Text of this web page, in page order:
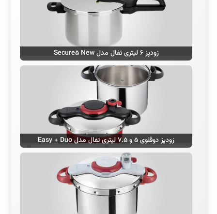
زودپز ۶ لیتری تفال مدل Secure۵ New
زودپز دوقلوی ۵ و ۷.۵ لیتری تفال مدل Easy + Duo